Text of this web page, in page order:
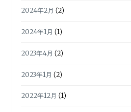
2024年2月 (2)
2024年1月 (1)
2023年4月 (2)
2023年1月 (2)
2022年12月 (1)